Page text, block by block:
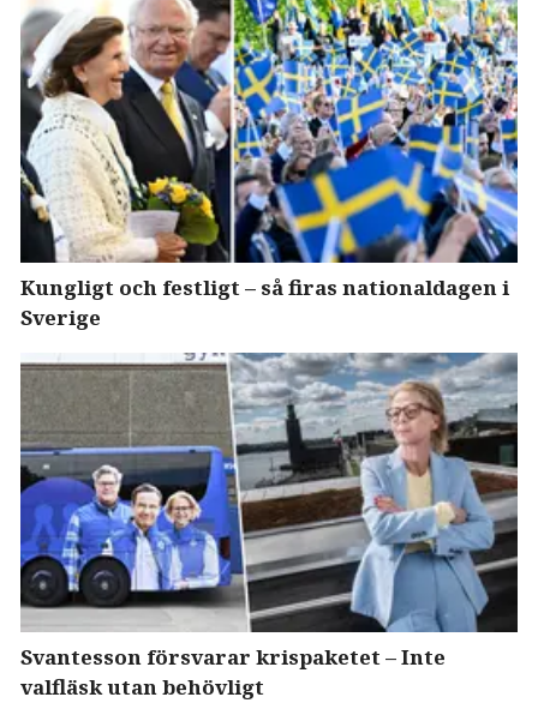
Kungligt och festligt – så firas nationaldagen i
Sverige
Svantesson försvarar krispaketet – Inte
valfläsk utan behövligt